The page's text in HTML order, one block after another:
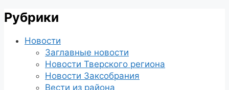
Рубрики
Новости
Заглавные новости
Новости Тверского региона
Новости Заксобрания
Вести из района